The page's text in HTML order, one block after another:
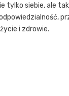
tylko siebie, ale
i zdrowie.